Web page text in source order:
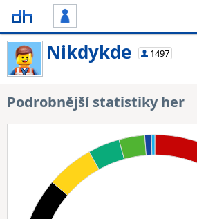
Nikdykde 1497
Podrobnější statistiky her